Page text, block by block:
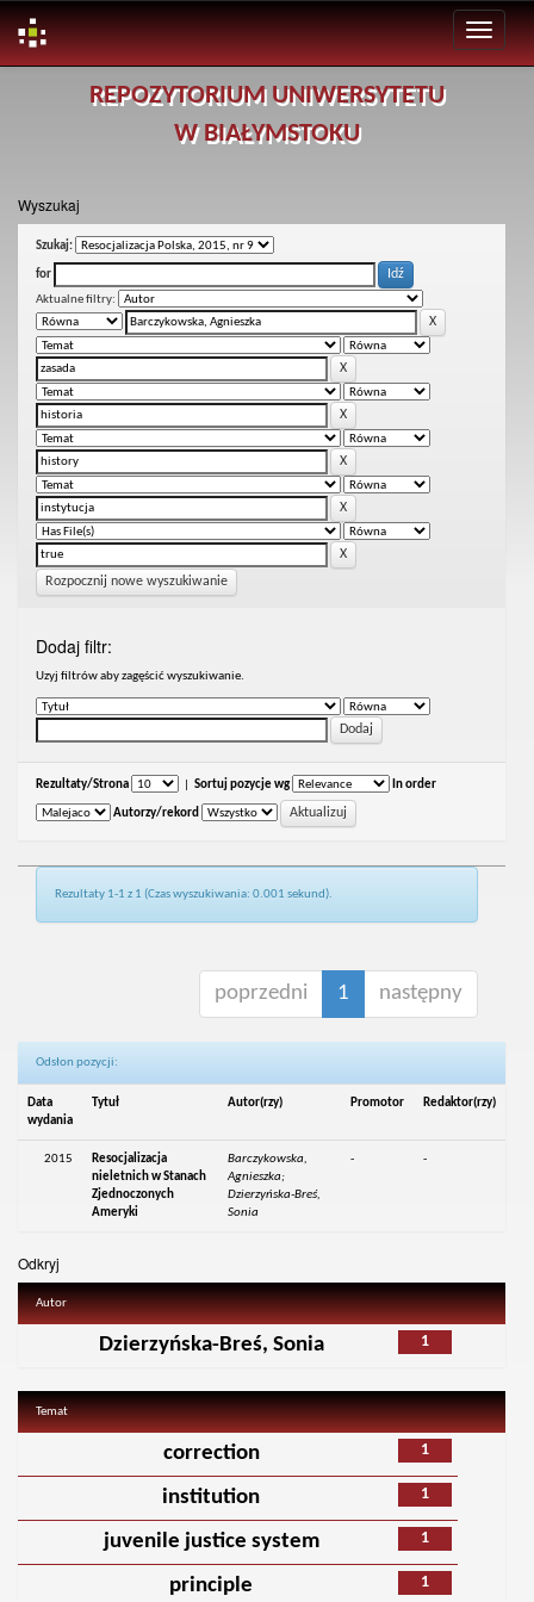
REPOZYTORIUM UNIWERSYTETU
W BIAŁYMSTOKU
Wyszukaj
Szukaj:
for
Aktualne filtry:
Rozpocznij nowe wyszukiwanie
Dodaj filtr:
Uzyj filtrów aby zagęścić wyszukiwanie.
Rezultaty/Strona Sortuj pozycje wg In order
Autorzy/rekord
Rezultaty 1-1 z 1 (Czas wyszukiwania: 0.001 sekund).
poprzedni 1 następny
Odsłon pozycji:
Data
wydania
Tytuł Autor(rzy) Promotor Redaktor(rzy)
2015
Resocjalizacja
nieletnich w Stanach
Zjednoczonych
Ameryki
Barczykowska,
Agnieszka;
Dzierzyńska-Breś,
Sonia
- -
Odkryj
Autor
1
Dzierzyńska-Breś, Sonia
Temat
1
correction
1
institution
1
juvenile justice system
1
principle